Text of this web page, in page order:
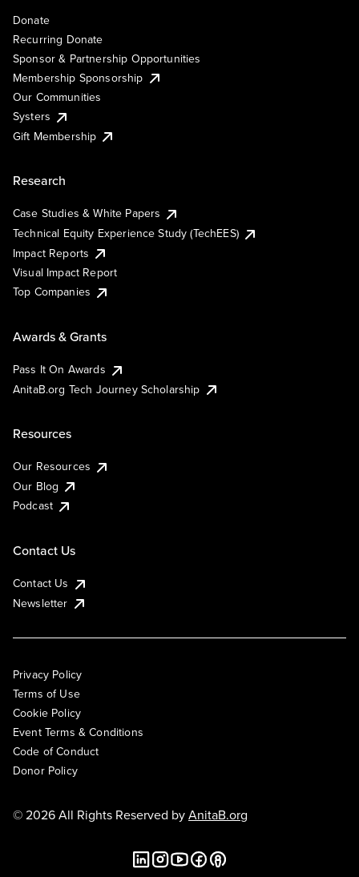
Donate
Recurring Donate
Sponsor & Partnership Opportunities
Membership Sponsorship
Our Communities
Systers
Gift Membership
Research
Case Studies & White Papers
Technical Equity Experience Study (TechEES)
Impact Reports
Visual Impact Report
Top Companies
Awards & Grants
Pass It On Awards
AnitaB.org Tech Journey Scholarship
Resources
Our Resources
Our Blog
Podcast
Contact Us
Contact Us
Newsletter
Privacy Policy
Terms of Use
Cookie Policy
Event Terms & Conditions
Code of Conduct
Donor Policy
© 2026 All Rights Reserved byAnitaB.org